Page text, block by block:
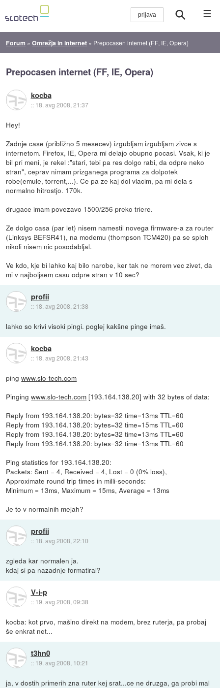
☰
Forum »Omrežja in internet » Prepocasen internet (FF, IE, Opera)
Prepocasen internet (FF, IE, Opera)
kocba
:: 18. avg 2008, 21:37
Hey!
Zadnje case (približno 5 mesecev) izgubljam izgubljam zivce s
internetom. Firefox, IE, Opera mi delajo obupno pocasi. Vsak, ki je
bil pri meni, je rekel :"stari, tebi pa res dolgo rabi, da odpre neko
stran", ceprav nimam prizganega programa za dolpotek
robe(emule, torrent,...). Ce pa ze kaj dol vlacim, pa mi dela s
normalno hitrostjo. 170k.
drugace imam povezavo 1500/256 preko triere.
Ze dolgo casa (par let) nisem namestil novega firmware-a za router
(Linksys BEFSR41), na modemu (thompson TCM420) pa se sploh
nikoli nisem nic posodabljal.
Ve kdo, kje bi lahko kaj bilo narobe, ker tak ne morem vec zivet, da
mi v najboljsem casu odpre stran v 10 sec?
profii
:: 18. avg 2008, 21:38
lahko so krivi visoki pingi. poglej kakšne pinge imaš.
kocba
:: 18. avg 2008, 21:43
pingwww.slo-tech.com
Pingingwww.slo-tech.com [193.164.138.20] with 32 bytes of data:
Reply from 193.164.138.20: bytes=32 time=13ms TTL=60
Reply from 193.164.138.20: bytes=32 time=15ms TTL=60
Reply from 193.164.138.20: bytes=32 time=13ms TTL=60
Reply from 193.164.138.20: bytes=32 time=13ms TTL=60
Ping statistics for 193.164.138.20:
Packets: Sent = 4, Received = 4, Lost = 0 (0% loss),
Approximate round trip times in milli-seconds:
Minimum = 13ms, Maximum = 15ms, Average = 13ms
Je to v normalnih mejah?
profii
:: 18. avg 2008, 22:10
zgleda kar normalen ja.
kdaj si pa nazadnje formatiral?
V-i-p
:: 19. avg 2008, 09:38
kocba: kot prvo, mašino direkt na modem, brez ruterja, pa probaj
še enkrat net...
t3hn0
:: 19. avg 2008, 10:21
ja, v dostih primerih zna ruter kej srat...ce ne druzga, ga probi mal